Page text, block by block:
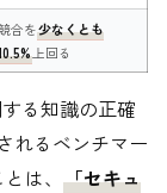
合を少なくとも
上回る
る知識の正確
れるベンチマー
は、 「セキュ